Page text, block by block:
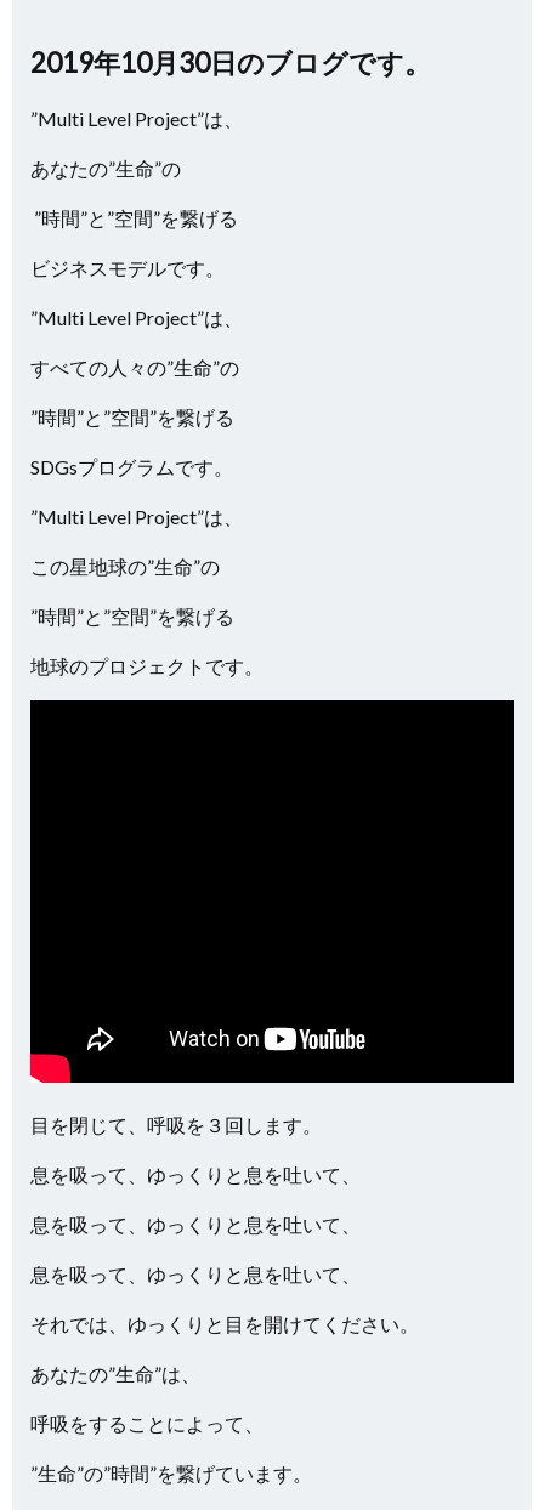
2019年10月30日のブログです。
”Multi Level Project”は、
あなたの”生命”の
”時間”と”空間”を繋げる
ビジネスモデルです。
”Multi Level Project”は、
すべての人々の”生命”の
”時間”と”空間”を繋げる
SDGsプログラムです。
”Multi Level Project”は、
この星地球の”生命”の
”時間”と”空間”を繋げる
地球のプロジェクトです。
目を閉じて、呼吸を３回します。
息を吸って、ゆっくりと息を吐いて、
息を吸って、ゆっくりと息を吐いて、
息を吸って、ゆっくりと息を吐いて、
それでは、ゆっくりと目を開けてください。
あなたの”生命”は、
呼吸をすることによって、
”生命”の”時間”を繋げています。